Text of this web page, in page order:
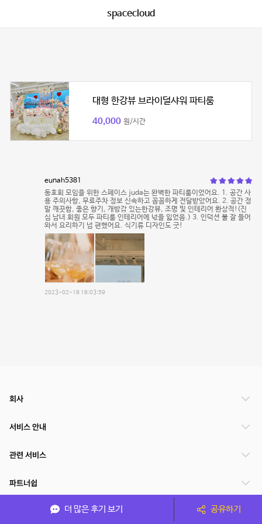
spacecloud
대형 한강뷰 브라이덜샤워 파티룸
40,000 원/시간
eunah5381
동호회 모임을 위한 스페이스 juda는 완벽한 파티룸이었어요. 1. 공간 사
용 주의사항, 무료주차 정보 신속하고 꼼꼼하게 전달받았어요. 2. 공간 정
말 깨끗함, 좋은 향기, 개방감 있는한강뷰, 조명 및 인테리어 환상적!(진
심 남녀 회원 모두 파티룸 인테리어에 넋을 잃었음.) 3. 인덕션 불 잘 들어
와서 요리하기 넘 편했어요. 식기류 디자인도 굿!
2023-02-18 18:03:59
더 많은 후기 보기 공유하기
회사
서비스 안내
관련 서비스
파트너쉽
서비스 제공 국가